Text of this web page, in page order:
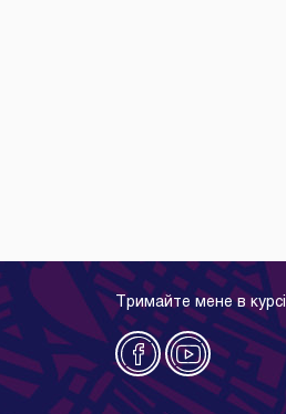
Тримайте мене в курсі